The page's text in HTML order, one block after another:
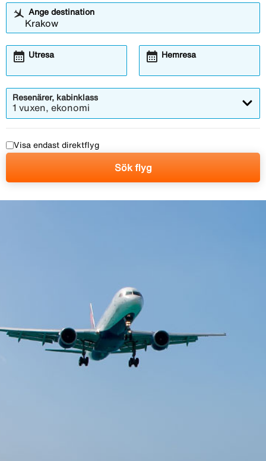
Ange destination
Utresa
calendar_month Hemresa
calendar_month
Resenärer, kabinklass
1 vuxen, ekonomi
Visa endast direktflyg
Sök flyg